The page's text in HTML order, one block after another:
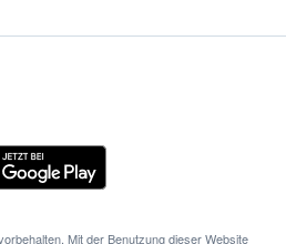
Mit der Benutzung dieser Website